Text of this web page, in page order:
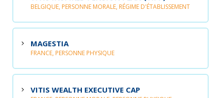
BELGIQUE, PERSONNE MORALE, RÉGIME D'ÉTABLISSEMENT
MAGESTIA
FRANCE, PERSONNE PHYSIQUE
VITIS WEALTH EXECUTIVE CAP